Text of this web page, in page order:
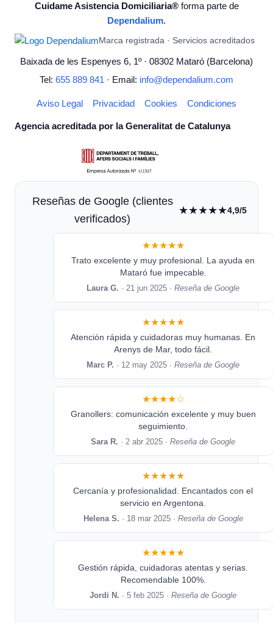
Cuidame Asistencia Domiciliaria®forma parte de
Dependalium.
Marca registrada · Servicios acreditados
Baixada de les Espenyes 6, 1º · 08302 Mataró (Barcelona)
Tel: 655 889 841 · Email: info@dependalium.com
Aviso Legal Privacidad Cookies Condiciones
Agencia acreditada por la Generalitat de Catalunya
Reseñas de Google (clientes
verificados)
★★★★★4,9/5
★★★★★
Trato excelente y muy profesional. La ayuda en
Mataró fue impecable.
Laura G. · 21 jun 2025 ·Reseña de Google
★★★★★
Atención rápida y cuidadoras muy humanas. En
Arenys de Mar, todo fácil.
Marc P. · 12 may 2025 ·Reseña de Google
★★★★☆
Granollers: comunicación excelente y muy buen
seguimiento.
Sara R. · 2 abr 2025 ·Reseña de Google
★★★★★
Cercanía y profesionalidad. Encantados con el
servicio en Argentona.
Helena S. · 18 mar 2025 · Reseña de Google
★★★★★
Gestión rápida, cuidadoras atentas y serias.
Recomendable 100%.
Jordi N. · 5 feb 2025 ·Reseña de Google